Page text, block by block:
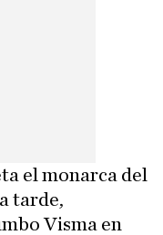
el monarca del
tarde,
Visma en